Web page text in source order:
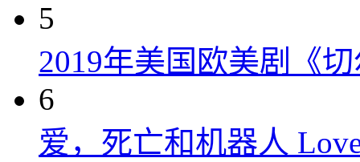
5
2019年美国欧美剧《
6
爱，死亡和机器人